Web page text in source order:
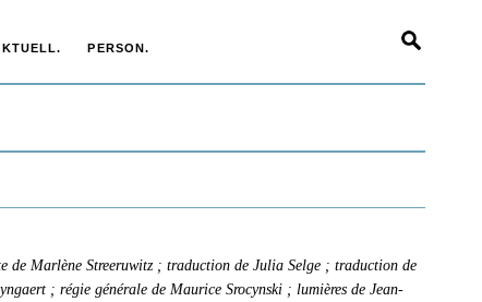
PERSON.
de Marlène Streeruwitz ; traduction de Julia Selge ; traduction de
; régie générale de Maurice Srocynski ; lumières de Jean-